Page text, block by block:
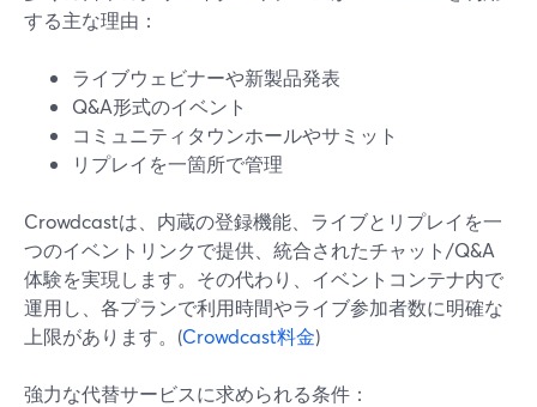
する主な理由：
ライブウェビナーや新製品発表
Q&A形式のイベント
コミュニティタウンホールやサミット
リプレイを一箇所で管理
Crowdcastは、内蔵の登録機能、ライブとリプレイを一
つのイベントリンクで提供、統合されたチャット/Q&A
体験を実現します。その代わり、イベントコンテナ内で
運用し、各プランで利用時間やライブ参加者数に明確な
上限があります。(Crowdcast料金)
強力な代替サービスに求められる条件：